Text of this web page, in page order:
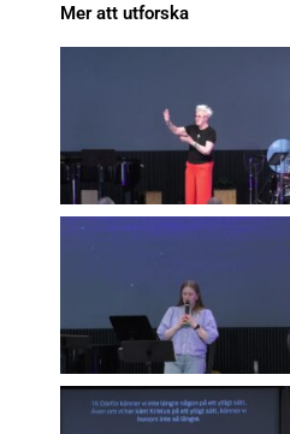
Mer att utforska